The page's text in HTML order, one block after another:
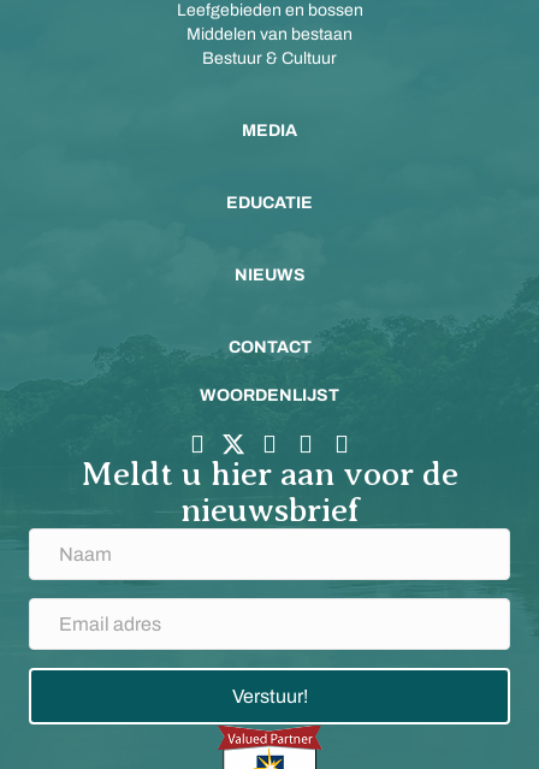
Leefgebieden en bossen
Middelen van bestaan
Bestuur & Cultuur
MEDIA
EDUCATIE
NIEUWS
CONTACT
WOORDENLIJST
Meldt u hier aan voor de
nieuwsbrief
Verstuur!